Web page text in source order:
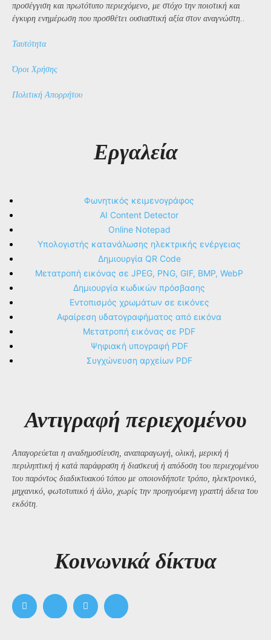
προσέγγιση και πρωτότυπο περιεχόμενο, με στόχο την ποιοτική και
έγκυρη ενημέρωση που προσθέτει ουσιαστική αξία στον αναγνώστη..
Ταυτότητα
Όροι Χρήσης
Πολιτική Απορρήτου
Εργαλεία
Φωνητικός κειμενογράφος
AI Content Detector
Online Notepad
Υπολογιστής κατανάλωσης ηλεκτρικής ενέργειας
Δημιουργία QR Code
Μετατροπή εικόνας σε JPEG, PNG, GIF, BMP, WebP
Δημιουργία κωδικών πρόσβασης
Εντοπισμός χρωμάτων σε εικόνες
Αφαίρεση υδατογραφήματος από εικόνα
Μετατροπή εικόνας σε PDF
Ψηφιακή υπογραφή PDF
Συγχώνευση αρχείων PDF
Αντιγραφή περιεχομένου
Απαγορεύεται η αναδημοσίευση, αναπαραγωγή, ολική, μερική ή
περιληπτική ή κατά παράφραση ή διασκευή ή απόδοση του περιεχομένου
του παρόντος διαδικτυακού τόπου με οποιονδήποτε τρόπο, ηλεκτρονικό,
μηχανικό, φωτοτυπικό ή άλλο, χωρίς την προηγούμενη γραπτή άδεια του
εκδότη.
Kοινωνικά δίκτυα